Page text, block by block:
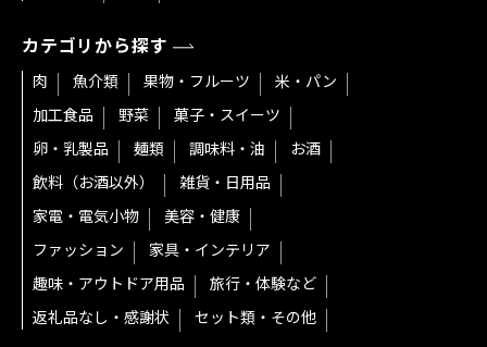
カテゴリから探す
肉 魚介類 果物・フルーツ
米・パン
加工食品
野菜
菓子・スイーツ
卵・乳製品
麺類 調味料・油
お酒
飲料（お酒以外）
雑貨・日用品
家電・電気小物
美容・健康
ファッション
家具・インテリア
趣味・アウトドア用品
旅行・体験など
返礼品なし・感謝状
セット類・その他